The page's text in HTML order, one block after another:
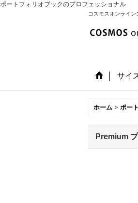
ポートフォリオブックのプロフェッショナル
コスモスオンライ
サイ
ホーム > ポー
Premium